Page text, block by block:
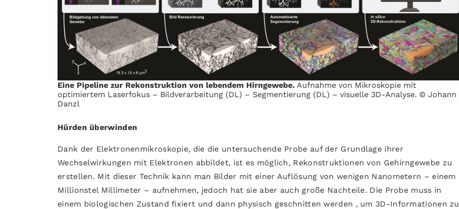
Eine Pipeline zur Rekonstruktion von lebendem Hirngewebe. Aufnahme von Mikroskopie mit
optimiertem Laserfokus – Bildverarbeitung (DL) – Segmentierung (DL) – visuelle 3D-Analyse. © Johann
Danzl
Hürden überwinden
Dank der Elektronenmikroskopie, die die untersuchende Probe auf der Grundlage ihrer
Wechselwirkungen mit Elektronen abbildet, ist es möglich, Rekonstruktionen von Gehirngewebe zu
erstellen. Mit dieser Technik kann man Bilder mit einer Auflösung von wenigen Nanometern – einem
Millionstel Millimeter – aufnehmen, jedoch hat sie aber auch große Nachteile. Die Probe muss in
einem biologischen Zustand fixiert und dann physisch geschnitten werden , um 3D-Informationen zu